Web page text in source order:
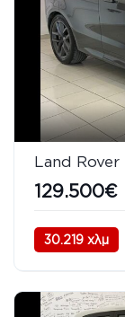
129.500€
30.219 χλμ